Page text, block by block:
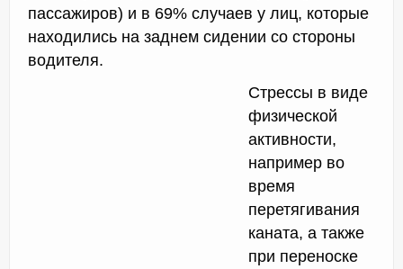
пассажиров) и в 69% случаев у лиц, которые
находились на заднем сидении со стороны
водителя.
Стрессы в виде
физической
активности,
например во
время
перетягивания
каната, а также
при переноске